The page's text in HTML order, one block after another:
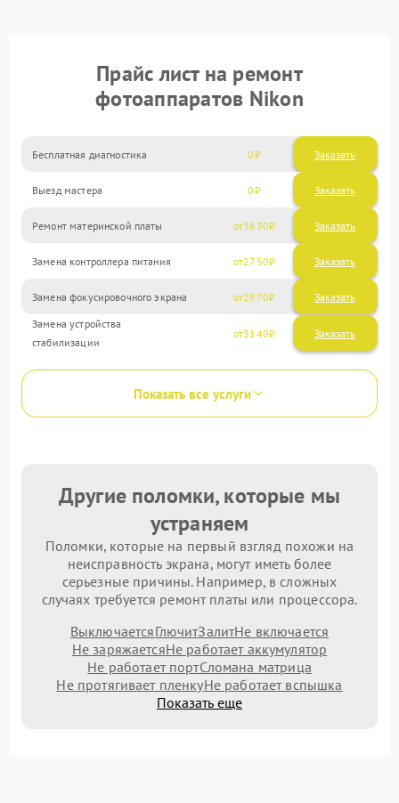
Прайс лист на ремонт
фотоаппаратов Nikon
Бесплатная диагностика 0 Заказать
Выезд мастера 0 Заказать
Ремонт материнской платы 3630
Замена контроллера питания 2750
Замена фокусировочного экрана 2970
Замена устройства
стабилизации
3140
Показать все услуги
Другие поломки, которые мы
устраняем
Поломки, которые на первый взгляд похожи на
неисправность экрана, могут иметь более
серьезные причины. Например, в сложных
случаях требуется ремонт платы или процессора.
ВыключаетсяГлючитЗалитНе включается
Не заряжаетсяНе работает аккумулятор
Не работает портСломана матрица
Не протягивает пленкуНе работает вспышка
Показать еще